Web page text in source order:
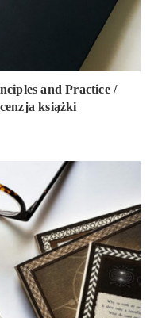
and Practice /
książki